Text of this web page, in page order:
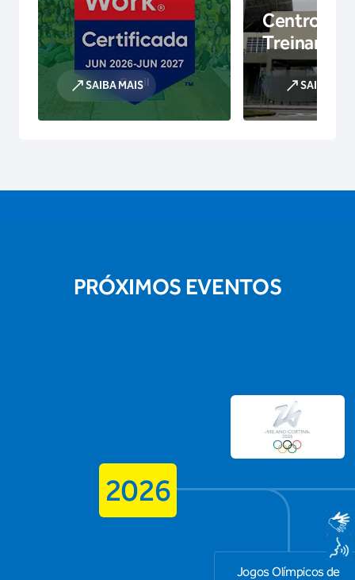
SAIBA MAIS
Centro de
SAIBA
PRÓXIMOS EVENTOS
2026
Jogos Olímpicos de